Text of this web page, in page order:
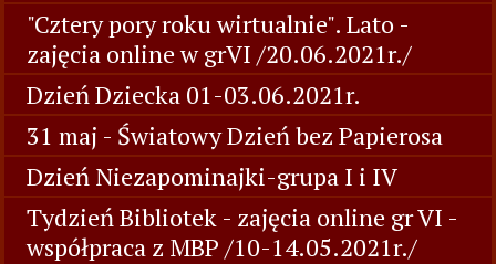
"Cztery pory roku wirtualnie". Lato -
zajęcia online w grVI /20.06.2021r./
Dzień Dziecka 01-03.06.2021r.
31 maj - Światowy Dzień bez Papierosa
Dzień Niezapominajki-grupa I i IV
Tydzień Bibliotek - zajęcia online gr VI -
współpraca z MBP /10-14.05.2021r./